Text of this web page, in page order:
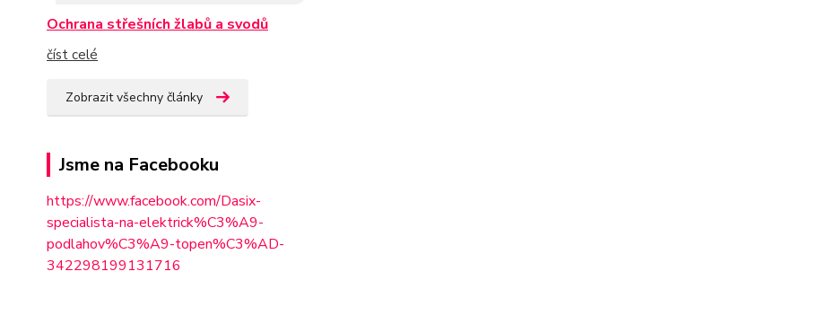
Ochrana střešních žlabů a svodů
číst celé
Zobrazit všechny články
Jsme na Facebooku
https://www.facebook.com/Dasix-
specialista-na-elektrick%C3%A9-
podlahov%C3%A9-topen%C3%AD-
342298199131716